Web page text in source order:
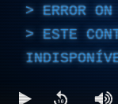
ERROR
ESTE